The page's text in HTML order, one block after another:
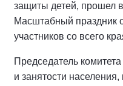
защиты детей, прошел
Масштабный праздник
участников со всего
Председатель
и занятости